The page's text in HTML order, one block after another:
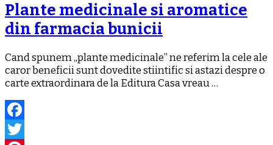
Plante medicinale si aromatice
din farmacia bunicii
Cand spunem „plante medicinale” ne referim la cele ale
caror beneficii sunt dovedite stiintific si astazi despre o
carte extraordinara de la Editura Casa vreau …
Facebook